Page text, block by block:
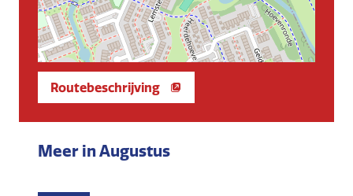
Routebeschrijving
Meer in Augustus